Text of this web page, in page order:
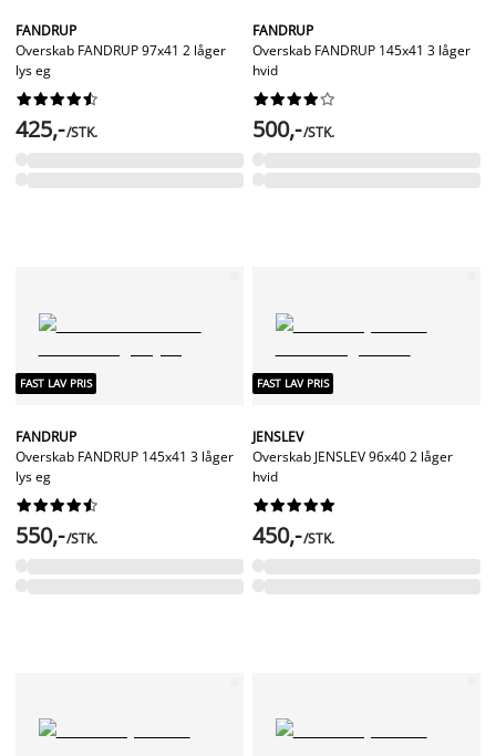
FANDRUP
Overskab FANDRUP 97x41 2 låger
lys eg






425,-/STK.
FANDRUP
Overskab FANDRUP 145x41 3 låger
hvid






500,-/STK.
FAST LAV PRIS
FANDRUP
Overskab FANDRUP 145x41 3 låger
lys eg






550,-/STK.
FAST LAV PRIS
JENSLEV
Overskab JENSLEV 96x40 2 låger
hvid






450,-/STK.